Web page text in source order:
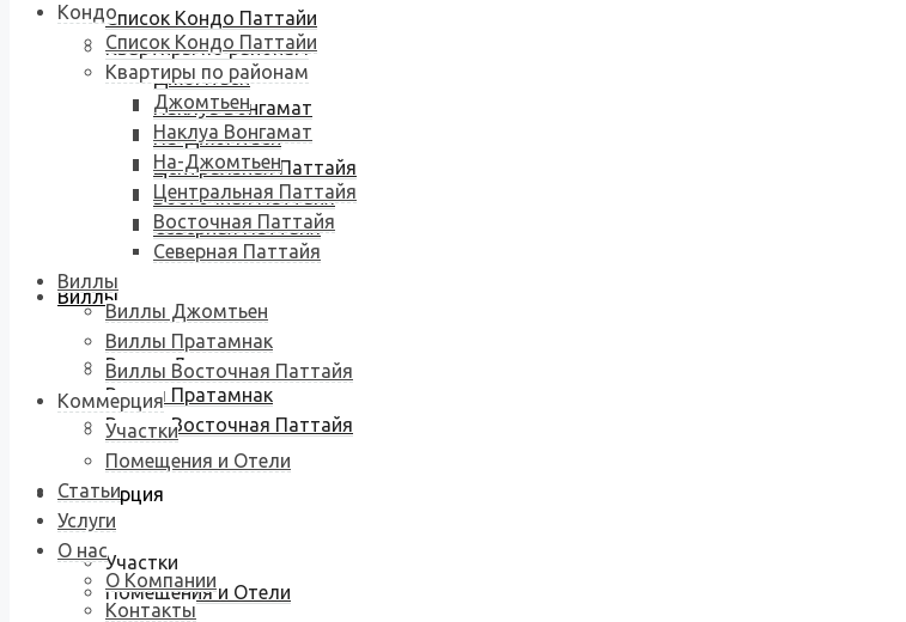
Список Кондо Паттайи
Квартиры по районам
Джомтьен
Наклуа Вонгамат
На-Джомтьен
Центральная Паттайя
Восточная Паттайя
Северная Паттайя
Виллы
Виллы Джомтьен
Виллы Пратамнак
Виллы Восточная Паттайя
Коммерция
Участки
Помещения и Отели
Кондо
Список Кондо Паттайи
Квартиры по районам
Джомтьен
Наклуа Вонгамат
На-Джомтьен
Центральная Паттайя
Восточная Паттайя
Северная Паттайя
Виллы
Виллы Джомтьен
Виллы Пратамнак
Виллы Восточная Паттайя
Коммерция
Участки
Помещения и Отели
Статьи
Услуги
О нас
О Компании
Контакты